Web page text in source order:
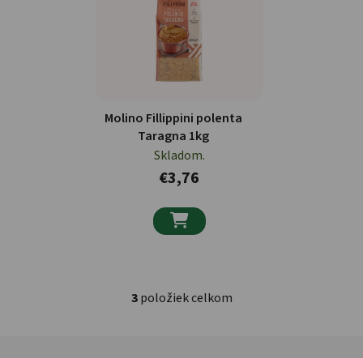
Molino Fillippini polenta
Taragna 1kg
Skladom.
€3,76

Ovládacie prvky výpisu
3položiek celkom